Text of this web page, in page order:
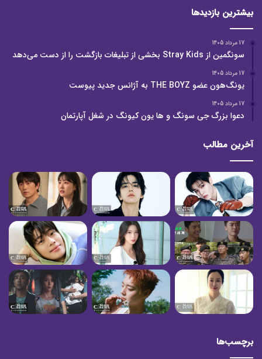
بیشترین بازدیدها
17 مرداد 1405
سونگمین از Stray Kids بخشی از تبلیغات بازگشت را از دست می‌دهد
17 مرداد 1405
یونگ‌هون عضو THE BOYZ به آژانس جدید پیوست
17 مرداد 1405
دعوا بزرگ جی سونگ و ها یون کیونگ در شغل آپارتمان
آخرین مطالب
برچسب‌ها